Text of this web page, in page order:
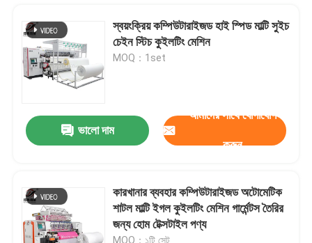
ভিডিও
কারখানা ভ্রমণ
মান নিয়ন্ত্রণ
আমাদের সাথে যোগাযোগ
স্বয়ংক্রিয় কম্পিউটারাইজড হাই স্পিড মাল্টি সুইচ
চেইন স্টিচ কুইলটিং মেশিন
MOQ：1set
ভালো দাম
আমাদের সাথে যোগাযোগ
করুন
কারখানার ব্যবহার কম্পিউটারাইজড অটোমেটিক
শাটল মাল্টি ইগল কুইলটিং মেশিন গার্মেন্টস তৈরির
জন্য হোম টেক্সটাইল পণ্য
MOQ：১টি সেট